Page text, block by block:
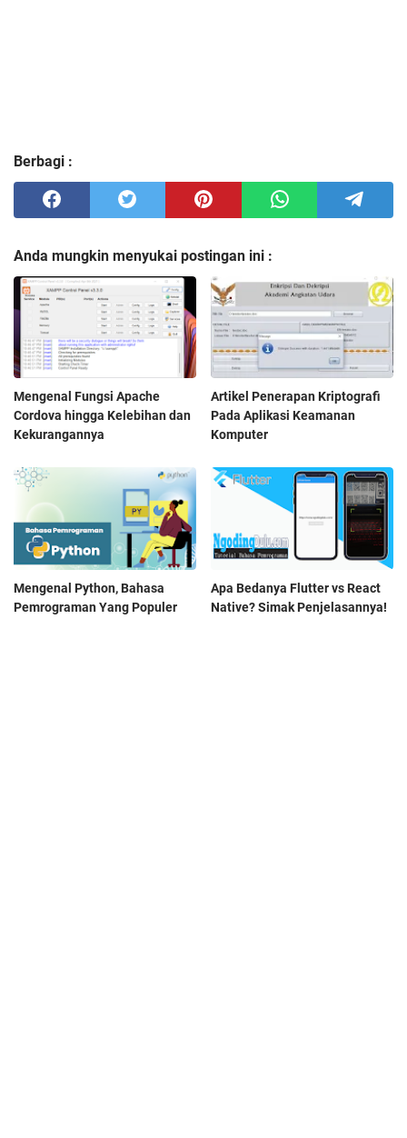
Berbagi :
Anda mungkin menyukai postingan ini :
Mengenal Fungsi Apache
Cordova hingga Kelebihan dan
Kekurangannya
Artikel Penerapan Kriptografi
Pada Aplikasi Keamanan
Komputer
Mengenal Python, Bahasa
Pemrograman Yang Populer
Apa Bedanya Flutter vs React
Native? Simak Penjelasannya!